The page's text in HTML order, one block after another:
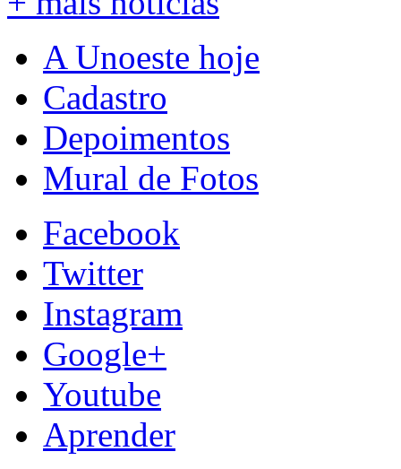
A Unoeste hoje
Cadastro
Depoimentos
Mural de Fotos
Facebook
Twitter
Instagram
Google+
Youtube
Aprender